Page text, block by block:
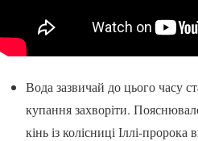
Вода зазвичай до цього часу
купання захворіти.
кінь із колісниці Іллі-